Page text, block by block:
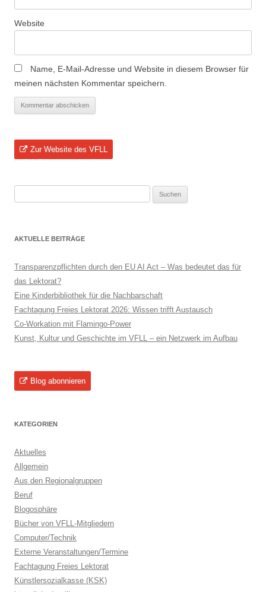
Website
Name, E-Mail-Adresse und Website in diesem Browser für
meinen nächsten Kommentar speichern.
Zur Website des VFLL
AKTUELLE BEITRÄGE
Transparenzpflichten durch den EU AI Act – Was bedeutet das für
das Lektorat?
Eine Kinderbibliothek für die Nachbarschaft
Fachtagung Freies Lektorat 2026: Wissen trifft Austausch
Co-Workation mit Flamingo-Power
Kunst, Kultur und Geschichte im VFLL – ein Netzwerk im Aufbau
Blog abonnieren
KATEGORIEN
Aktuelles
Allgemein
Aus den Regionalgruppen
Beruf
Blogosphäre
Bücher von VFLL-Mitgliedern
Computer/Technik
Externe Veranstaltungen/Termine
Fachtagung Freies Lektorat
Künstlersozialkasse (KSK)